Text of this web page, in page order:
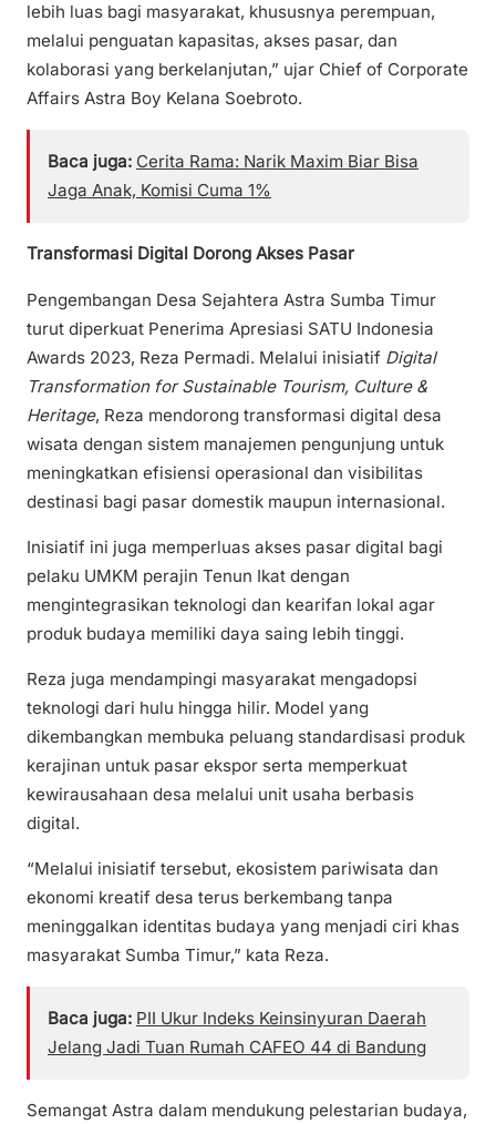
lebih luas bagi masyarakat, khususnya perempuan,
melalui penguatan kapasitas, akses pasar, dan
kolaborasi yang berkelanjutan,” ujar Chief of Corporate
Affairs Astra Boy Kelana Soebroto.
Baca juga: Cerita Rama: Narik Maxim Biar Bisa
Jaga Anak, Komisi Cuma 1%
Transformasi Digital Dorong Akses Pasar
Pengembangan Desa Sejahtera Astra Sumba Timur
turut diperkuat Penerima Apresiasi SATU Indonesia
Awards 2023, Reza Permadi. Melalui inisiatif Digital
Transformation for Sustainable Tourism, Culture &
Heritage, Reza mendorong transformasi digital desa
wisata dengan sistem manajemen pengunjung untuk
meningkatkan efisiensi operasional dan visibilitas
destinasi bagi pasar domestik maupun internasional.
Inisiatif ini juga memperluas akses pasar digital bagi
pelaku UMKM perajin Tenun Ikat dengan
mengintegrasikan teknologi dan kearifan lokal agar
produk budaya memiliki daya saing lebih tinggi.
Reza juga mendampingi masyarakat mengadopsi
teknologi dari hulu hingga hilir. Model yang
dikembangkan membuka peluang standardisasi produk
kerajinan untuk pasar ekspor serta memperkuat
kewirausahaan desa melalui unit usaha berbasis
digital.
“Melalui inisiatif tersebut, ekosistem pariwisata dan
ekonomi kreatif desa terus berkembang tanpa
meninggalkan identitas budaya yang menjadi ciri khas
masyarakat Sumba Timur,” kata Reza.
Baca juga: PII Ukur Indeks Keinsinyuran Daerah
Jelang Jadi Tuan Rumah CAFEO 44 di Bandung
Semangat Astra dalam mendukung pelestarian budaya,